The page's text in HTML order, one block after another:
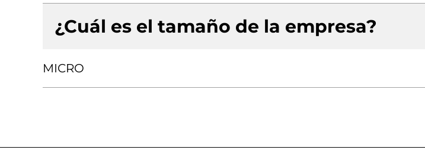
¿Cuál es el tamaño de la empresa?
MICRO